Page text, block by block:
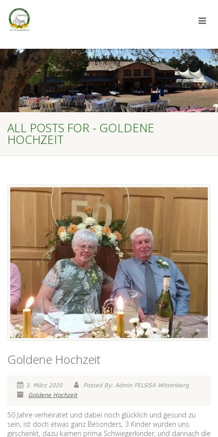
ALL POSTS FOR - GOLDENE
HOCHZEIT
Goldene Hochzeit
3. März 2020
Posted By: Admin FELSISA Wittenberg
Goldene Hochzeit
50 Jahre verheiratet und dabei noch glücklich und gesund zu
sein, ist doch etwas ganz Besonders, 3 Kinder wurden uns
geschenkt, dazu kamen prima Schwiegerkinder, und dannach die